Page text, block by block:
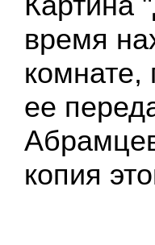
время
ее
копия